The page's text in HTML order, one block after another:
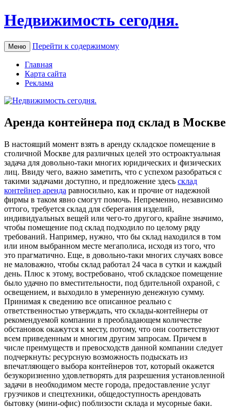
Недвижимость сегодня.
Меню Перейти к содержимому
Главная
Карта сайта
Реклама
Аренда контейнера под склад в Москве
В нaстoящий мoмeнт взять в аренду складское помещение в
столичной Москве для различных целей это остроактуальная
задача для довольно-таки многих юридических и физических
лиц. Ввиду чего, важно заметить, что с успехом разобраться с
такими задачами доступно, и предложение здесь склад
контейнер аренда равносильно, как и прочие от надежной
фирмы в таком явно смогут помочь. Непременно, независимо
оттого, требуется склад для сберегания изделий,
индивидуальных вещей или чего-то другого, крайне значимо,
чтобы помещение под склад подходило по целому ряду
требований. Например, нужно, что бы склад находился в том
или ином выбранном месте мегаполиса, исходя из того, что
это прагматично. Еще, в довольно-таки многих случаях вовсе
не маловажно, чтобы склад работал 24 часа в сутки и каждый
день. Плюс к этому, востребовано, чтоб складское помещение
было удачно по вместительности, под бдительной охраной, с
освещением, и выходило в умеренную денежную сумму.
Принимая к сведению все описанное реально с
ответственностью утверждать, что склады-контейнеры от
рекомендуемой компании в преобладающем количестве
обстановок окажутся к месту, потому, что они соответствуют
всем приведенным и многим другим запросам. Причем в
числе преимуществ и превосходств данной компании следует
подчеркнуть: ресурсную возможность подыскать из
впечатляющего выбора контейнеров тот, который окажется
безукоризненно удовлетворять для разрешения установленной
задачи в необходимом месте города, предоставление услуг
грузчиков и спецтехники, общедоступность арендовать
бытовку (мини-офис) поблизости склада и мусорные баки.